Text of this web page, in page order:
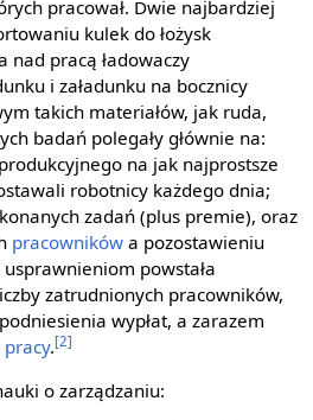
pracował. Dwie najbardziej
kulek do łożysk
nad pracą ładowaczy
i załadunku na bocznicy
takich materiałów, jak ruda,
badań polegały głównie na:
na jak najprostsze
robotnicy każdego dnia;
zadań (plus premie), oraz
pracownikówa pozostawieniu
powstała
zatrudnionych pracowników,
wypłat, a zarazem
.[2]
o zarządzaniu: